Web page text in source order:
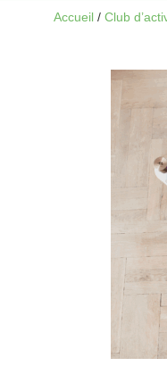
Accueil / Club